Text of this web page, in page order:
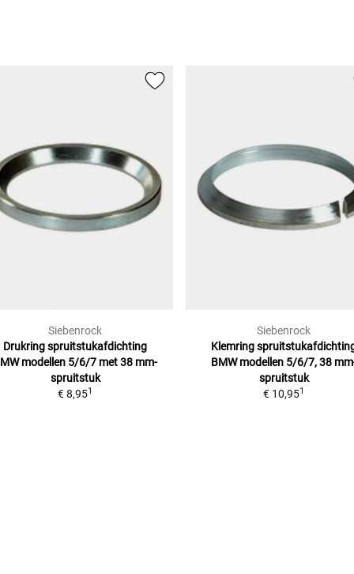
Siebenrock
Drukring spruitstukafdichting
modellen 5/6/7 met 38 mm-
spruitstuk
€ 8,951
Siebenrock
Klemring
BMW modellen 5/6/7, 38
spruitstuk
€ 10,951